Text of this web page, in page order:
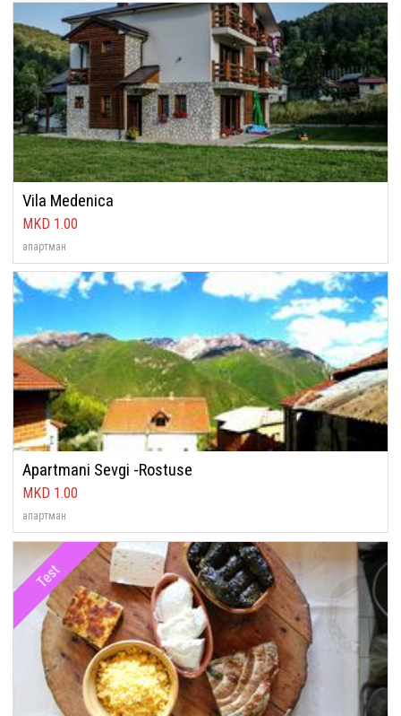
Vila Medenica
1.00
апартман
Apartmani Sevgi -Rostuse
1.00
апартман
Test